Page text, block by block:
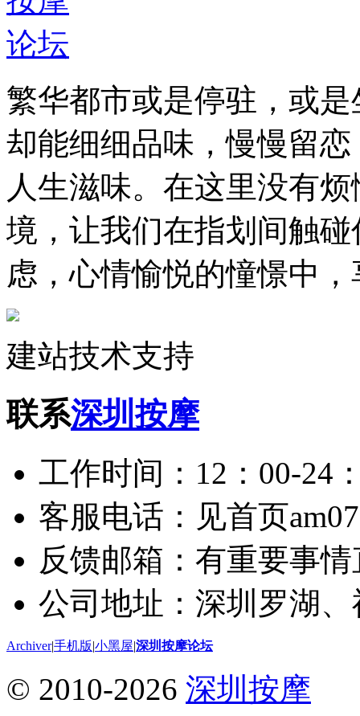
繁华都市或是停驻，或
却能细细品味，慢慢留
人生滋味。在这里没有
境，让我们在指划间触
虑，心情愉悦的憧憬中
建站技术支持
联系深圳按摩
工作时间：12：00-24
客服电话：见首页
反馈邮箱：有重要事
公司地址：深圳罗湖
Archiver|手机版|小黑屋|深圳按摩论坛
© 2010-2026 深圳按摩